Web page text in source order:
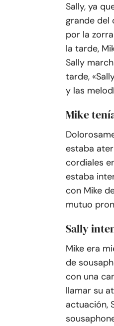
Sally, ya
grande del
por la
la tarde,
Sally
tarde,
y las
Mike
estaba
cordiales
estaba
con Mike
mutuo
Sally
Mike era
de
con una
llamar su
actuación,